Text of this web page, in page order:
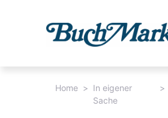
Home > In eigener
Sache
>